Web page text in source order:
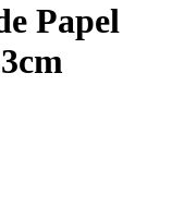
Papel